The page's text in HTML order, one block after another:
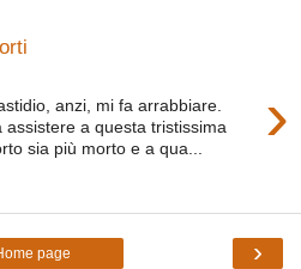
›
anzi, mi fa arrabbiare.
assistere a questa tristissima
sia più morto e a qua...
›
page